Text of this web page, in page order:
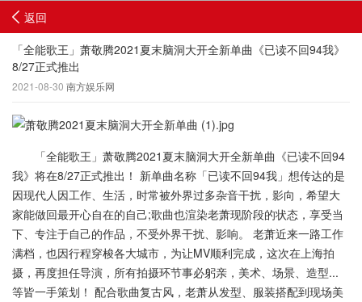
返回
「全能歌王」萧敬腾2021夏末脑洞大开全新单曲《已读不回94我》
8/27正式推出
2021-08-30 南方娱乐网
「全能歌王」萧敬腾2021夏末脑洞大开全新单曲《已读不回94
我》将在8/27正式推出！ 新单曲名称「已读不回94我」想传达的是
因现代人因工作、生活，时常被外界过多杂音干扰，影向，希望大
家能做回最开心自在的自己;歌曲也渲染老萧现阶段的状态，享受当
下、专注于自己的作品，不受外界干扰、影响。 老萧近来一路工作
满档，也因行程穿梭各大城市，为让MV顺利完成，这次在上海拍
摄，再度担任导演，所有拍摄环节事必躬亲，美术、场景、造型...
等皆一手策划！ 配合歌曲复古风，老萧从发型、服装搭配到现场美